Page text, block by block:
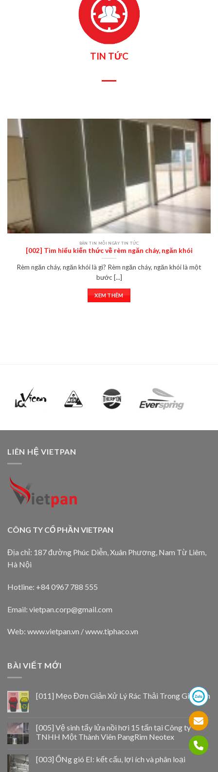
TIN TỨC
BẢN TIN MỖI NGÀY TIN TỨC
[002] Tìm hiểu kiến thức về rèm ngăn cháy, ngăn khói
Rèm ngăn cháy, ngăn khói là gì? Rèm ngăn cháy, ngăn khói là một
bước [...]
XEM THÊM
LIÊN HỆ VIETPAN
CÔNG TY CỔ PHẦN VIETPAN
Địa chỉ: 187 đường Phúc Diễn, Xuân Phương, Nam Từ Liêm,
Hà Nội
Hotline: +84 0967 788 555
Email: vietpan.corp@gmail.com
Web: www.vietpan.vn / www.tiphaco.vn
BÀI VIẾT MỚI
[011] Mẹo Đơn Giản Xử Lý Rác Thải Trong Gia Đình
[005] Vệ sinh tẩy lửa nồi hơi 15 tấn tại Công ty
TNHH Một Thành Viên PangRim Neotex
[003] ỐNg gió EI: kết cấu, lợi ích và phân loại